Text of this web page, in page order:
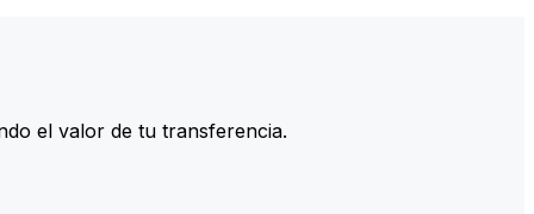
el valor de tu transferencia.